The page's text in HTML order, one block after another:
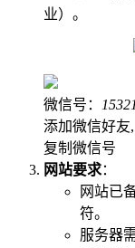
业）。
微信号：
添加微信好友
复制微信号
网站要求：
网站已
符。
服务器